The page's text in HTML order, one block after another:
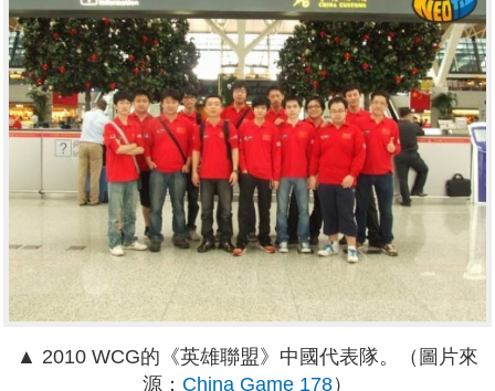
▲ 2010 WCG的《英雄聯盟》中國代表隊。（圖片來
源： China Game 178）